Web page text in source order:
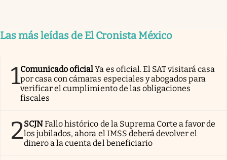
Las más leídas de El Cronista México
1Comunicado oficialYa es oficial. El SAT visitará casa
por casa con cámaras especiales y abogados para
verificar el cumplimiento de las obligaciones
fiscales
2SCJNFallo histórico de la Suprema Corte a favor de
los jubilados, ahora el IMSS deberá devolver el
dinero a la cuenta del beneficiario